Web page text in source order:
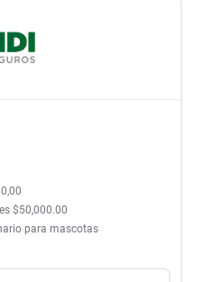
$50,000.00
para mascotas